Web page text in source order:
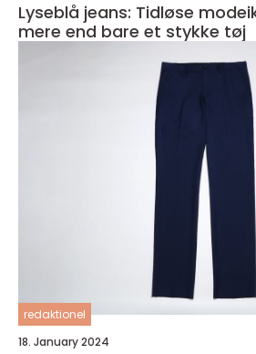
Lyseblå jeans: Tidløse
mere end bare et stykke tøj
redaktionel
18. January 2024